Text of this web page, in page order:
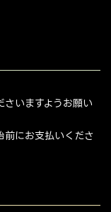
いますようお願い
にお支払いくださ